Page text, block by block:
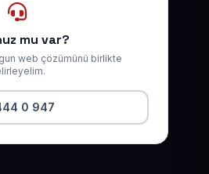
mu var?
web çözümünü birlikte
0 947